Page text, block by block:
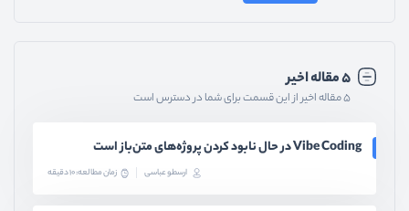
۵ مقاله اخیر
۵ مقاله اخیر از این قسمت برای شما در دسترس است
Vibe Coding در حال نابود کردن پروژه‌های متن‌باز است
ارسطو عباسی زمان مطالعه: 10 دقیقه